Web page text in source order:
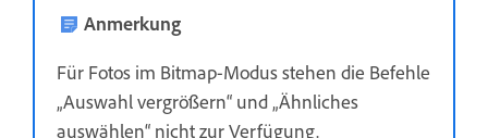
Anmerkung
Für Fotos im Bitmap-Modus stehen die Befehle
„Auswahl vergrößern“ und „Ähnliches
auswählen“ nicht zur Verfügung.